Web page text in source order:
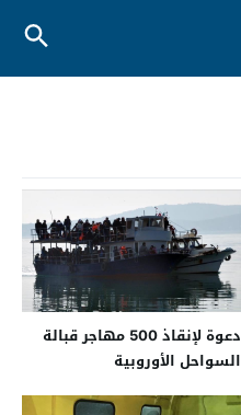
دعوة لإنقاذ 500 مهاجر قبالة
السواحل الأوروبية